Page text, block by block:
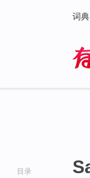
词典
目录